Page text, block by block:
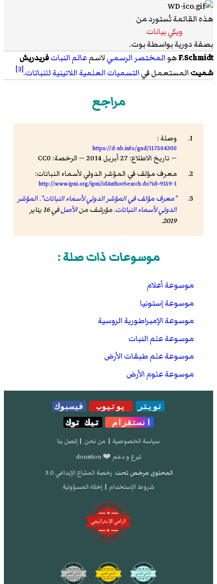
هذه القائمة تُستورد من
ويكي بيانات
بصفة دورية بواسطة بوت.
F.Schmidtهوالمختصر الرسميلاسمعالم النباتفريدريش
شميتالمستعمل فيالتسميات العلميةاللاتينيةللنباتات.
[3]
مراجع
وصلة :
https://d-nb.info/gnd/117504300
— تاريخ الاطلاع: 27 أبريل 2014 — الرخصة: CC0
معرف مؤلف في المؤشر الدولي لأسماء النباتات:
http://www.ipni.org/ipni/idAuthorSearch.do?id=9159-1
"معرف مؤلف في المؤشر الدولي لأسماء النباتات".المؤشر
الدولي لأسماء النباتات. مؤرشف منالأصل
في 16 يناير
2019.
موسوعات ذات صلة :
موسوعة أعلام
موسوعة إستونيا
موسوعة الإمبراطورية الروسية
موسوعة علم النبات
موسوعة علم طبقات الأرض
موسوعة علوم الأرض
تويتر يوتيوب
فيسبوك
انستقرام
تيك توك
سياسة الخصوصية | من نحن | إتصل بنا
تبرع و دعم ❤️ donation
المحتوى مرخص تحت رخصة المشاع الإبداعي 3.0
شروط الإستخدام | إخلاء المسؤولية